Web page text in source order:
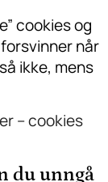
cookies og
når
ikke, mens
– cookies
du unngå